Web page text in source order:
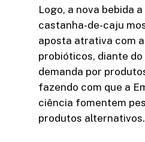
Logo, a nova bebida
castanha-de-caju
aposta atrativa com
probióticos, diante
demanda por
fazendo com que a
ciência fomentem
produtos alternativos.